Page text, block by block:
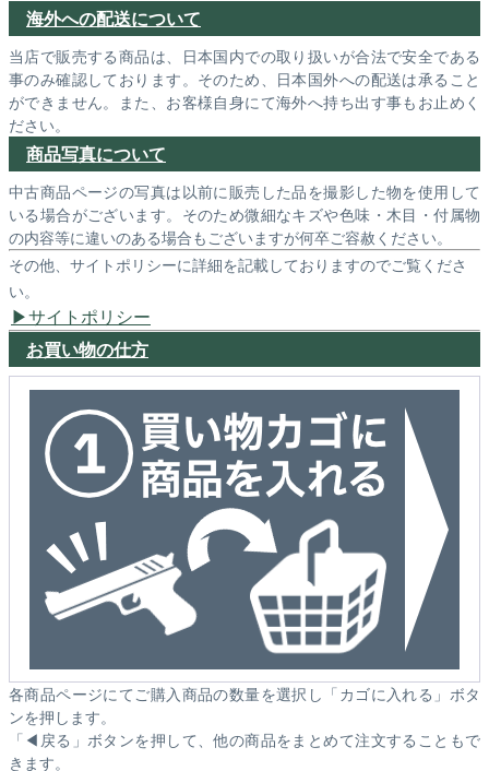
海外への配送について
当店で販売する商品は、日本国内での取り扱いが合法で安全である
事のみ確認しております。そのため、日本国外への配送は承ること
ができません。また、お客様自身にて海外へ持ち出す事もお止めく
ださい。
商品写真について
中古商品ページの写真は以前に販売した品を撮影した物を使用して
いる場合がございます。そのため微細なキズや色味・木目・付属物
の内容等に違いのある場合もございますが何卒ご容赦ください。
その他、サイトポリシーに詳細を記載しておりますのでご覧くださ
い。
サイトポリシー
お買い物の仕方
各商品ページにてご購入商品の数量を選択し「カゴに入れる」ボタ
ンを押します。
「◀戻る」ボタンを押して、他の商品をまとめて注文することもで
きます。